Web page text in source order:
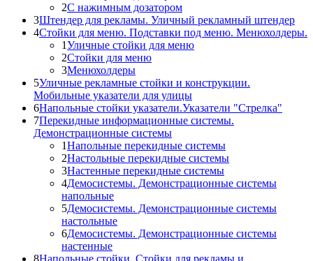
2С нажимным дозатором
3Штендер для рекламы. Уличный рекламный штендер
4Стойки для меню. Подставки под меню. Менюхолдеры.
1Уличные стойки для меню
2Стойки для меню
3Менюхолдеры
5Уличные рекламные стойки и конструкции.
Мобильные указатели для улицы
6Напольные стойки указатели.Указатели "Стрелка"
7Перекидные информационные системы.
Демонстрационные системы
1Напольные перекидные системы
2Настольные перекидные системы
3Настенные перекидные системы
4Демосистемы. Демонстрационные системы
напольные
5Демосистемы. Демонстрационные системы
настольные
6Демосистемы. Демонстрационные системы
настенные
8Напольные стойки. Стойки для рекламы и